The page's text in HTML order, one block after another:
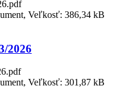
Veľkosť: 386,34 kB
2026
Veľkosť: 301,87 kB